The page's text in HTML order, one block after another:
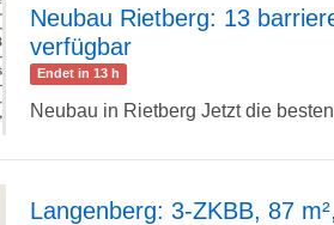
Detailseite
zur
Detailseite
Neubau Rietberg: 13
verfügbar
Endet in 13 h
Neubau in Rietberg Jetzt die
Langenberg: 3-ZKBB, 87